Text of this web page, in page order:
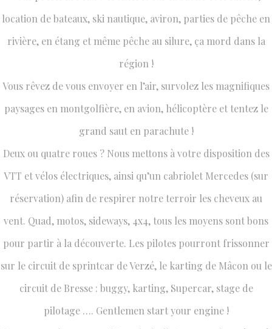
location de bateaux, ski nautique, aviron, parties de pêche en
rivière, en étang et même pêche au silure, ça mord dans la
région !
Vous rêvez de vous envoyer en l’air, survolez les magnifiques
paysages en montgolfière, en avion, hélicoptère et tentez le
grand saut en parachute !
Deux ou quatre roues ? Nous mettons à votre disposition des
VTT et vélos électriques, ainsi qu’un cabriolet Mercedes (sur
réservation) afin de respirer notre terroir les cheveux au
vent. Quad, motos, sideways, 4x4, tous les moyens sont bons
pour partir à la découverte. Les pilotes pourront frissonner
sur le circuit de sprintcar de Verzé, le karting de Mâcon ou le
circuit de Bresse : buggy, karting, Supercar, stage de
pilotage …. Gentlemen start your engine !